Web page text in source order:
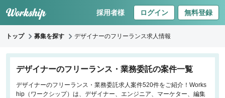
採用者様 ログイン 無料登録
トップ 募集を探す デザイナーのフリーランス求人情報
デザイナーのフリーランス・業務委託の案件一覧
デザイナーのフリーランス・業務委託求人案件520件をご紹介！Works
hip（ワークシップ）は、デザイナー、エンジニア、マーケター、編集
キーワードで探す
職種